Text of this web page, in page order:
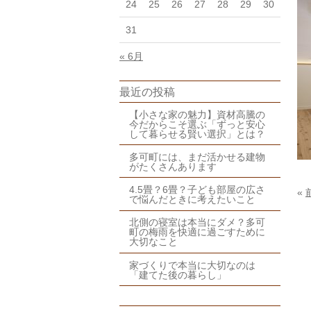
24 25 26 27 28 29 30
31
« 6月
最近の投稿
【小さな家の魅力】資材高騰の
今だからこそ選ぶ「ずっと安心
して暮らせる賢い選択」とは？
多可町には、まだ活かせる建物
がたくさんあります
4.5畳？6畳？子ども部屋の広さ
で悩んだときに考えたいこと
北側の寝室は本当にダメ？多可
町の梅雨を快適に過ごすために
大切なこと
家づくりで本当に大切なのは
「建てた後の暮らし」
«